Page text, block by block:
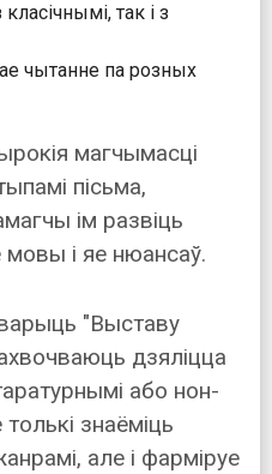
так і з
чытанне па розных
магчымасці
пісьма,
ім развіць
і яе нюансаў.
"Выставу
дзяліцца
або нон-
знаёміць
але і фарміруе